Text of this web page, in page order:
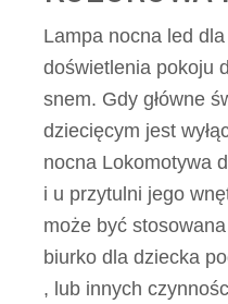
Lampa nocna led
doświetlenia pokoju
snem. Gdy główne
dziecięcym jest
nocna Lokomotywa
i u przytulni jego
może być
biurko dla dziecka
, lub innych